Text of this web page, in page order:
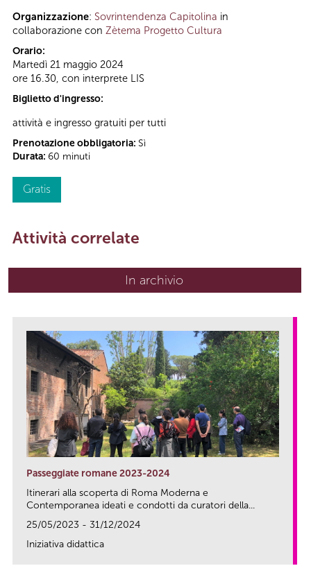
Organizzazione: Sovrintendenza Capitolina in
collaborazione con Zètema Progetto Cultura
Orario:
Martedì 21 maggio 2024
ore 16.30, con interprete LIS
Biglietto d'ingresso:
attività e ingresso gratuiti per tutti
Prenotazione obbligatoria: Sì
Durata: 60 minuti
Gratis
Attività correlate
In archivio
Passeggiate romane 2023-2024
Itinerari alla scoperta di Roma Moderna e
Contemporanea ideati e condotti da curatori della...
25/05/2023 - 31/12/2024
Iniziativa didattica